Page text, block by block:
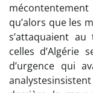
qu’alors que les
s’attaquaient
celles d’Algérie
d’urgence qui